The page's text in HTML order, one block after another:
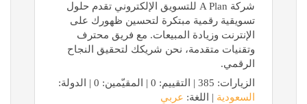
شركة A Plan للتسويق الإلكتروني تقدم حلول
تسويقية رقمية مبتكرة لتحسين ظهورك على
الإنترنت وزيادة المبيعات. مع فريق محترف
وتقنيات متقدمة، نحن شريكك لتحقيق النجاح
الرقمي.
الزيارات: 385 | التقييم: 0 | المقيّمين: 0 | الدولة:
السعودية | اللغة: عربي